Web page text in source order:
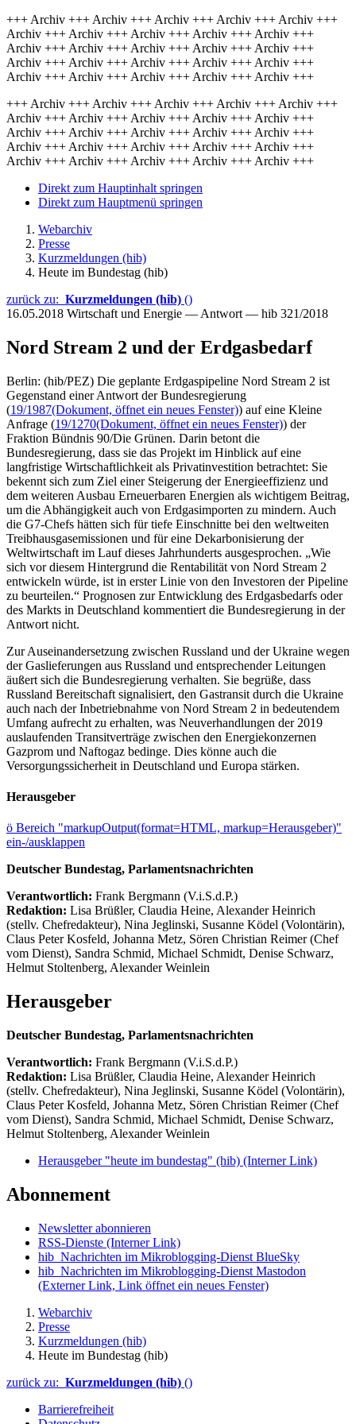
+++ Archiv +++ Archiv +++ Archiv +++ Archiv +++ Archiv +++
Archiv +++ Archiv +++ Archiv +++ Archiv +++ Archiv +++
Archiv +++ Archiv +++ Archiv +++ Archiv +++ Archiv +++
Archiv +++ Archiv +++ Archiv +++ Archiv +++ Archiv +++
Archiv +++ Archiv +++ Archiv +++ Archiv +++ Archiv +++
+++ Archiv +++ Archiv +++ Archiv +++ Archiv +++ Archiv +++
Archiv +++ Archiv +++ Archiv +++ Archiv +++ Archiv +++
Archiv +++ Archiv +++ Archiv +++ Archiv +++ Archiv +++
Archiv +++ Archiv +++ Archiv +++ Archiv +++ Archiv +++
Archiv +++ Archiv +++ Archiv +++ Archiv +++ Archiv +++
Direkt zum Hauptinhalt springen
Direkt zum Hauptmenü springen
Webarchiv
Presse
Kurzmeldungen (hib)
Heute im Bundestag (hib)
zurück zu: Kurzmeldungen (hib) ()
16.05.2018 Wirtschaft und Energie — Antwort — hib 321/2018
Nord Stream 2 und der Erdgasbedarf
Berlin: (hib/PEZ) Die geplante Erdgaspipeline Nord Stream 2 ist
Gegenstand einer Antwort der Bundesregierung
(19/1987(Dokument, öffnet ein neues Fenster)) auf eine Kleine
Anfrage (19/1270(Dokument, öffnet ein neues Fenster)) der
Fraktion Bündnis 90/Die Grünen. Darin betont die
Bundesregierung, dass sie das Projekt im Hinblick auf eine
langfristige Wirtschaftlichkeit als Privatinvestition betrachtet: Sie
bekennt sich zum Ziel einer Steigerung der Energieeffizienz und
dem weiteren Ausbau Erneuerbaren Energien als wichtigem Beitrag,
um die Abhängigkeit auch von Erdgasimporten zu mindern. Auch
die G7-Chefs hätten sich für tiefe Einschnitte bei den weltweiten
Treibhausgasemissionen und für eine Dekarbonisierung der
Weltwirtschaft im Lauf dieses Jahrhunderts ausgesprochen. „Wie
sich vor diesem Hintergrund die Rentabilität von Nord Stream 2
entwickeln würde, ist in erster Linie von den Investoren der Pipeline
zu beurteilen.“ Prognosen zur Entwicklung des Erdgasbedarfs oder
des Markts in Deutschland kommentiert die Bundesregierung in der
Antwort nicht.
Zur Auseinandersetzung zwischen Russland und der Ukraine wegen
der Gaslieferungen aus Russland und entsprechender Leitungen
äußert sich die Bundesregierung verhalten. Sie begrüße, dass
Russland Bereitschaft signalisiert, den Gastransit durch die Ukraine
auch nach der Inbetriebnahme von Nord Stream 2 in bedeutendem
Umfang aufrecht zu erhalten, was Neuverhandlungen der 2019
auslaufenden Transitverträge zwischen den Energiekonzernen
Gazprom und Naftogaz bedinge. Dies könne auch die
Versorgungssicherheit in Deutschland und Europa stärken.
Herausgeber
ö Bereich "markupOutput(format=HTML, markup=Herausgeber)"
ein-/ausklappen
Deutscher Bundestag, Parlamentsnachrichten
Verantwortlich: Frank Bergmann (V.i.S.d.P.)
Redaktion: Lisa Brüßler, Claudia Heine, Alexander Heinrich
(stellv. Chefredakteur), Nina Jeglinski, Susanne Ködel (Volontärin),
Claus Peter Kosfeld, Johanna Metz, Sören Christian Reimer (Chef
vom Dienst), Sandra Schmid, Michael Schmidt, Denise Schwarz,
Helmut Stoltenberg, Alexander Weinlein
Herausgeber
Deutscher Bundestag, Parlamentsnachrichten
Verantwortlich: Frank Bergmann (V.i.S.d.P.)
Redaktion: Lisa Brüßler, Claudia Heine, Alexander Heinrich
(stellv. Chefredakteur), Nina Jeglinski, Susanne Ködel (Volontärin),
Claus Peter Kosfeld, Johanna Metz, Sören Christian Reimer (Chef
vom Dienst), Sandra Schmid, Michael Schmidt, Denise Schwarz,
Helmut Stoltenberg, Alexander Weinlein
Herausgeber "heute im bundestag" (hib) (Interner Link)
Abonnement
Newsletter abonnieren
RSS-Dienste (Interner Link)
hib_Nachrichten im Mikroblogging-Dienst BlueSky
hib_Nachrichten im Mikroblogging-Dienst Mastodon
(Externer Link, Link öffnet ein neues Fenster)
Webarchiv
Presse
Kurzmeldungen (hib)
Heute im Bundestag (hib)
zurück zu: Kurzmeldungen (hib) ()
Barrierefreiheit